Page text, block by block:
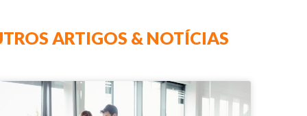
ARTIGOS & NOTÍCIAS